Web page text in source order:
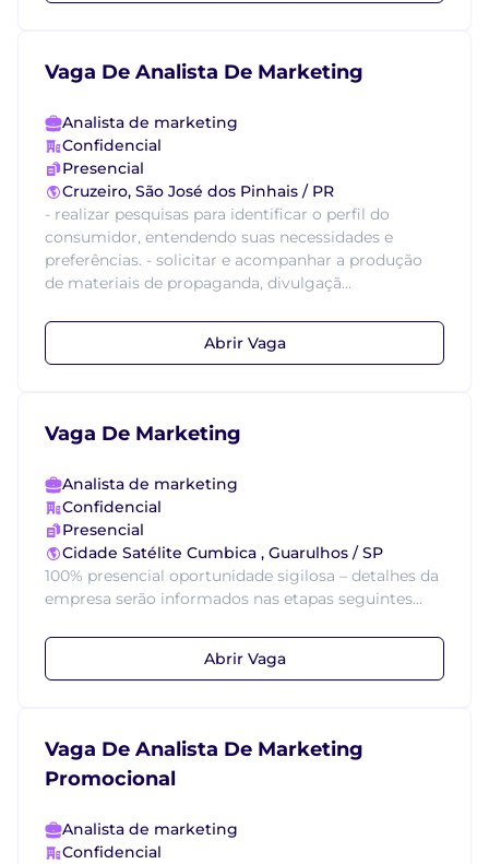
Vaga De Analista De Marketing
Analista de marketing
Confidencial
Presencial
Cruzeiro, São José dos Pinhais / PR
- realizar pesquisas para identificar o perfil do
consumidor, entendendo suas necessidades e
preferências. - solicitar e acompanhar a produção
de materiais de propaganda, divulgaçã...
Abrir Vaga
Vaga De Marketing
Analista de marketing
Confidencial
Presencial
Cidade Satélite Cumbica , Guarulhos / SP
100% presencial oportunidade sigilosa – detalhes da
empresa serão informados nas etapas seguintes...
Abrir Vaga
Vaga De Analista De Marketing
Promocional
Analista de marketing
Confidencial